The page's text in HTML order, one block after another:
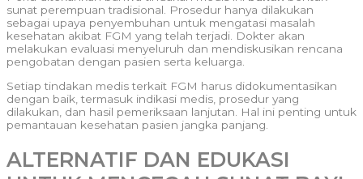
sunat perempuan tradisional. Prosedur hanya dilakukan
sebagai upaya penyembuhan untuk mengatasi masalah
kesehatan akibat FGM yang telah terjadi. Dokter akan
melakukan evaluasi menyeluruh dan mendiskusikan rencana
pengobatan dengan pasien serta keluarga.
Setiap tindakan medis terkait FGM harus didokumentasikan
dengan baik, termasuk indikasi medis, prosedur yang
dilakukan, dan hasil pemeriksaan lanjutan. Hal ini penting untuk
pemantauan kesehatan pasien jangka panjang.
ALTERNATIF DAN EDUKASI